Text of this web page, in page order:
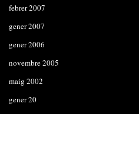
febrer 2007
gener 2007
gener 2006
novembre 2005
maig 2002
gener 20